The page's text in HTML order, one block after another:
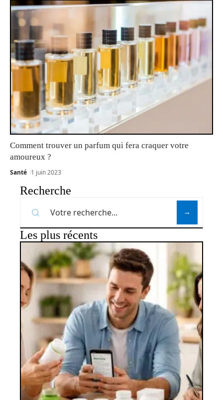
Comment trouver un parfum qui fera craquer votre
amoureux ?
Santé 1 juin 2023
Recherche
Les plus récents